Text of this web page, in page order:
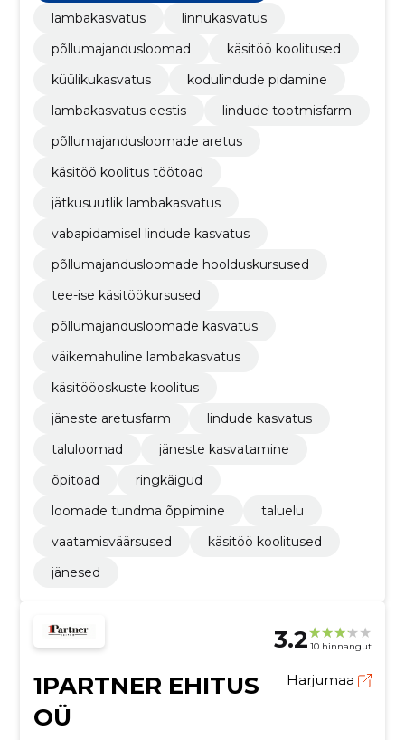
lambakasvatus
linnukasvatus
põllumajandusloomad
käsitöö koolitused
küülikukasvatus
kodulindude pidamine
lambakasvatus eestis
lindude tootmisfarm
põllumajandusloomade aretus
käsitöö koolitus töötoad
jätkusuutlik lambakasvatus
vabapidamisel lindude kasvatus
põllumajandusloomade hoolduskursused
tee-ise käsitöökursused
põllumajandusloomade kasvatus
väikemahuline lambakasvatus
käsitööoskuste koolitus
jäneste aretusfarm
lindude kasvatus
taluloomad
jäneste kasvatamine
õpitoad
ringkäigud
loomade tundma õppimine
taluelu
vaatamisväärsused
käsitöö koolitused
jänesed
3.2 10 hinnangut
1PARTNER EHITUS
OÜ
Harjumaa